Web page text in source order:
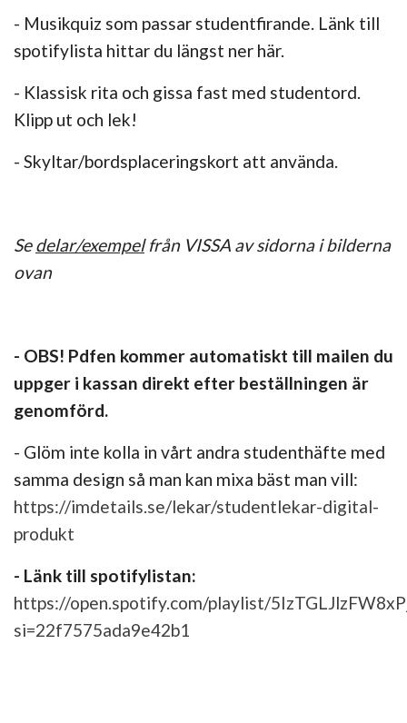
- Musikquiz som passar studentfirande. Länk till
spotifylista hittar du längst ner här.
- Klassisk rita och gissa fast med studentord.
Klipp ut och lek!
- Skyltar/bordsplaceringskort att använda.
Sedelar/exempelfrån VISSA av sidorna i bilderna
ovan
- OBS! Pdfen kommer automatiskt till mailen du
uppger i kassan direkt efter beställningen är
genomförd.
- Glöm inte kolla in vårt andra studenthäfte med
samma design så man kan mixa bäst man vill:
https://imdetails.se/lekar/studentlekar-digital-
produkt
- Länk till spotifylistan:
https://open.spotify.com/playlist/
si=22f7575ada9e42b1